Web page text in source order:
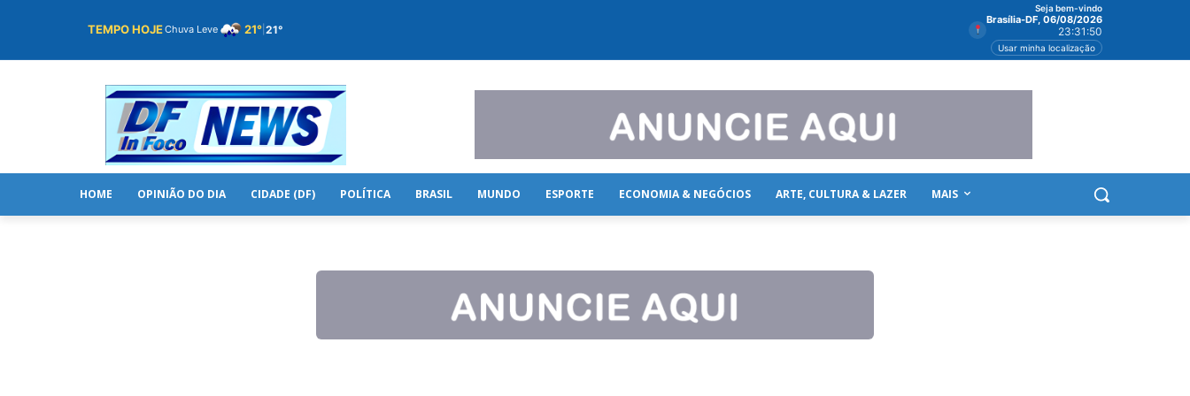
TEMPO HOJEChuva Leve 21° 21°
Seja bem-vindo
Brasília-DF, 06/08/2026
23:31:50
Usar minha localização
HOME OPINIÃO DO DIA CIDADE (DF) POLÍTICA BRASIL MUNDO ESPORTE ECONOMIA & NEGÓCIOS ARTE, CULTURA & LAZER MAIS